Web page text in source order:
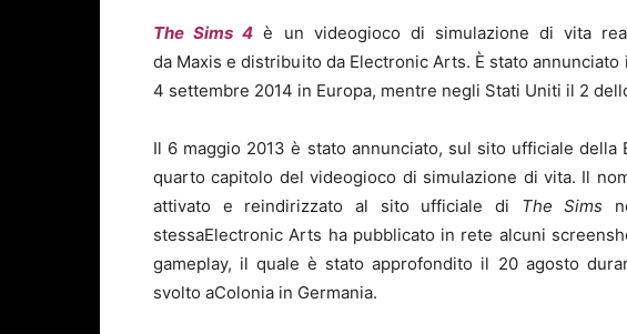
The Sims 4 è un videogioco di simulazione di vita
da Maxis e distribuito da Electronic Arts. È stato
4 settembre 2014 in Europa, mentre negli Stati Uniti il 2
Il 6 maggio 2013 è stato annunciato, sul sito ufficiale della
quarto capitolo del videogioco di simulazione di vita. Il
attivato e reindirizzato al sito ufficiale di The Sims
stessaElectronic Arts ha pubblicato in rete alcuni
gameplay, il quale è stato approfondito il 20 agosto
svolto aColonia in Germania.